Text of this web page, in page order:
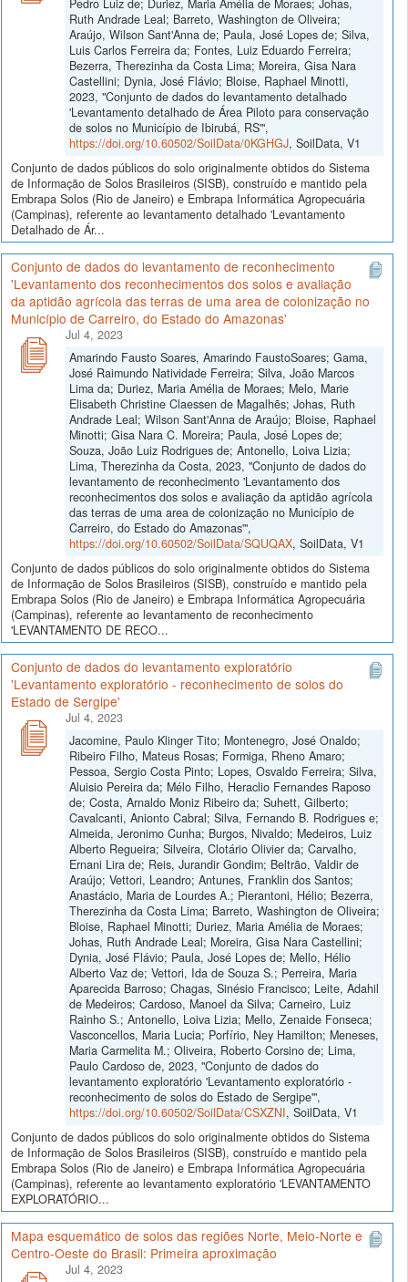
Pedro Luiz de; Duriez, Maria Amélia de Moraes; Johas,
Ruth Andrade Leal; Barreto, Washington de Oliveira;
Araújo, Wilson Sant'Anna de; Paula, José Lopes de; Silva,
Luis Carlos Ferreira da; Fontes, Luiz Eduardo Ferreira;
Bezerra, Therezinha da Costa Lima; Moreira, Gisa Nara
Castellini; Dynia, José Flávio; Bloise, Raphael Minotti,
2023, "Conjunto de dados do levantamento detalhado
'Levantamento detalhado de Área Piloto para conservação
de solos no Município de Ibirubá, RS'",
https://doi.org/10.60502/SoilData/0KGHGJ, SoilData, V1
Conjunto de dados públicos do solo originalmente obtidos do Sistema
de Informação de Solos Brasileiros (SISB), construído e mantido pela
Embrapa Solos (Rio de Janeiro) e Embrapa Informática Agropecuária
(Campinas), referente ao levantamento detalhado 'Levantamento
Detalhado de Ár...
Conjunto de dados do levantamento de reconhecimento
'Levantamento dos reconhecimentos dos solos e avaliação
da aptidão agrícola das terras de uma area de colonização no
Município de Carreiro, do Estado do Amazonas'
Jul 4, 2023
Amarindo Fausto Soares, Amarindo FaustoSoares; Gama,
José Raimundo Natividade Ferreira; Silva, João Marcos
Lima da; Duriez, Maria Amélia de Moraes; Melo, Marie
Elisabeth Christine Claessen de Magalhẽs; Johas, Ruth
Andrade Leal; Wilson Sant'Anna de Araújo; Bloise, Raphael
Minotti; Gisa Nara C. Moreira; Paula, José Lopes de;
Souza, João Luiz Rodrigues de; Antonello, Loiva Lizia;
Lima, Therezinha da Costa, 2023, "Conjunto de dados do
levantamento de reconhecimento 'Levantamento dos
reconhecimentos dos solos e avaliação da aptidão agrícola
das terras de uma area de colonização no Município de
Carreiro, do Estado do Amazonas'",
https://doi.org/10.60502/SoilData/SQUQAX, SoilData, V1
Conjunto de dados públicos do solo originalmente obtidos do Sistema
de Informação de Solos Brasileiros (SISB), construído e mantido pela
Embrapa Solos (Rio de Janeiro) e Embrapa Informática Agropecuária
(Campinas), referente ao levantamento de reconhecimento
'LEVANTAMENTO DE RECO...
Conjunto de dados do levantamento exploratório
'Levantamento exploratório - reconhecimento de solos do
Estado de Sergipe'
Jul 4, 2023
Jacomine, Paulo Klinger Tito; Montenegro, José Onaldo;
Ribeiro Filho, Mateus Rosas; Formiga, Rheno Amaro;
Pessoa, Sergio Costa Pinto; Lopes, Osvaldo Ferreira; Silva,
Aluisio Pereira da; Mélo Filho, Heraclio Fernandes Raposo
de; Costa, Arnaldo Moniz Ribeiro da; Suhett, Gilberto;
Cavalcanti, Anionto Cabral; Silva, Fernando B. Rodrigues e;
Almeida, Jeronimo Cunha; Burgos, Nivaldo; Medeiros, Luiz
Alberto Regueira; Silveira, Clotário Olivier da; Carvalho,
Ernani Lira de; Reis, Jurandir Gondim; Beltrão, Valdir de
Araújo; Vettori, Leandro; Antunes, Franklin dos Santos;
Anastácio, Maria de Lourdes A.; Pierantoni, Hélio; Bezerra,
Therezinha da Costa Lima; Barreto, Washington de Oliveira;
Bloise, Raphael Minotti; Duriez, Maria Amélia de Moraes;
Johas, Ruth Andrade Leal; Moreira, Gisa Nara Castellini;
Dynia, José Flávio; Paula, José Lopes de; Mello, Hélio
Alberto Vaz de; Vettori, Ida de Souza S.; Perreira, Maria
Aparecida Barroso; Chagas, Sinésio Francisco; Leite, Adahil
de Medeiros; Cardoso, Manoel da Silva; Carneiro, Luiz
Rainho S.; Antonello, Loiva Lizia; Mello, Zenaide Fonseca;
Vasconcellos, Maria Lucia; Porfírio, Ney Hamilton; Meneses,
Maria Carmelita M.; Oliveira, Roberto Corsino de; Lima,
Paulo Cardoso de, 2023, "Conjunto de dados do
levantamento exploratório 'Levantamento exploratório -
reconhecimento de solos do Estado de Sergipe'",
https://doi.org/10.60502/SoilData/CSXZNI, SoilData, V1
Conjunto de dados públicos do solo originalmente obtidos do Sistema
de Informação de Solos Brasileiros (SISB), construído e mantido pela
Embrapa Solos (Rio de Janeiro) e Embrapa Informática Agropecuária
(Campinas), referente ao levantamento exploratório 'LEVANTAMENTO
EXPLORATÓRIO...
Mapa esquemático de solos das regiões Norte, Meio-Norte e
Centro-Oeste do Brasil: Primeira aproximação
Jul 4, 2023